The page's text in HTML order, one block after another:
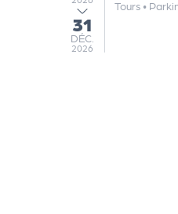
au
31
DÉCEMBRE
DÉC.
2026
Tours •